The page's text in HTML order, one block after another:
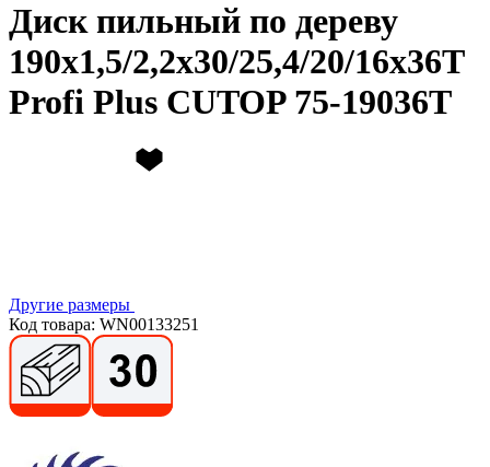
Диск пильный по дереву
190х1,5/2,2х30/25,4/20/16х36Т
Profi Plus CUTOP 75-19036Т
Другие размеры
Код товара: WN00133251